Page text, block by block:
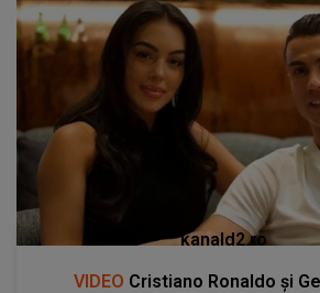
kanald2.ro
VIDEO Cristiano Ronaldo și